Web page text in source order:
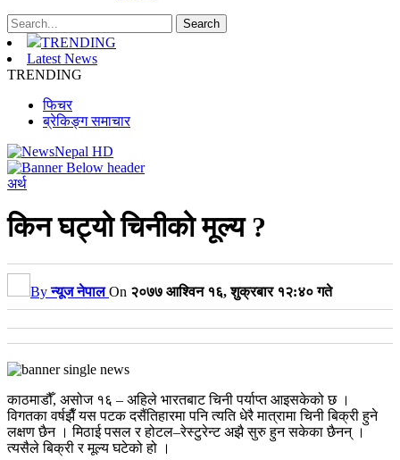
TRENDING
Latest News
TRENDING
फिचर
ब्रेकिङ्ग समाचार
अर्थ
किन घट्यो चिनीको मूल्य ?
Byन्यूज नेपाल On २०७७ आश्विन १६, शुक्रबार १२:४० गते
काठमाडौँ, असोज १६ – अहिले भारतबाट चिनी पर्याप्त आइसकेको छ ।
विगतका वर्षझैँ यस पटक दसैंतिहारमा पनि त्यति धेरै मात्रामा चिनी बिक्री हुने
लक्षण छैन । मिठाई पसल र होटल–रेस्टुरेन्ट अझै सुरु हुन सकेका छैनन् ।
त्यसैले बिक्री र मूल्य घटेको हो ।